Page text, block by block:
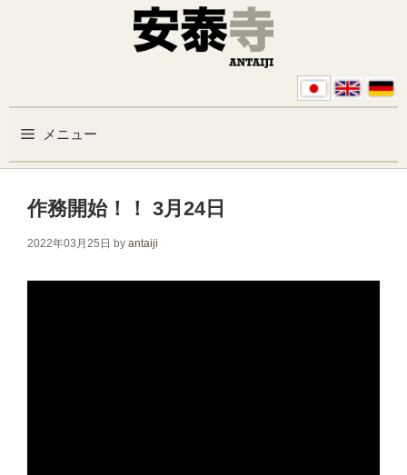
コンテンツへスキップ
メニュー
作務開始！！ 3月24日
2022年03月25日 by antaiji